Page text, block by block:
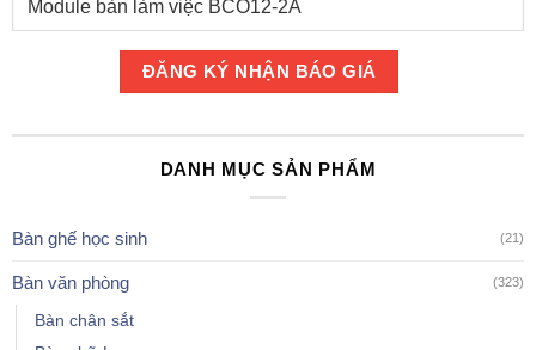
DANH MỤC SẢN PHẨM
Bàn ghế học sinh (21)
Bàn văn phòng (323)
Bàn chân sắt